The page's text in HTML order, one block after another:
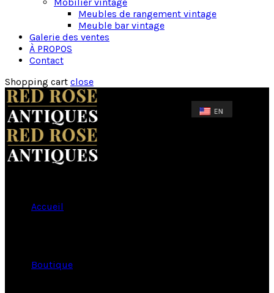
Meubles de rangement vintage
Meuble bar vintage
Galerie des ventes
À PROPOS
Contact
Shopping cart close
Accueil
Boutique